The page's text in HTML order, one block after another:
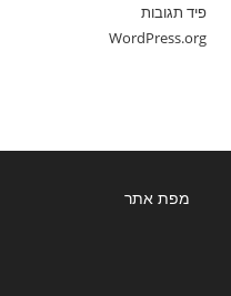
פיד תגובות
WordPress.org
מפת אתר